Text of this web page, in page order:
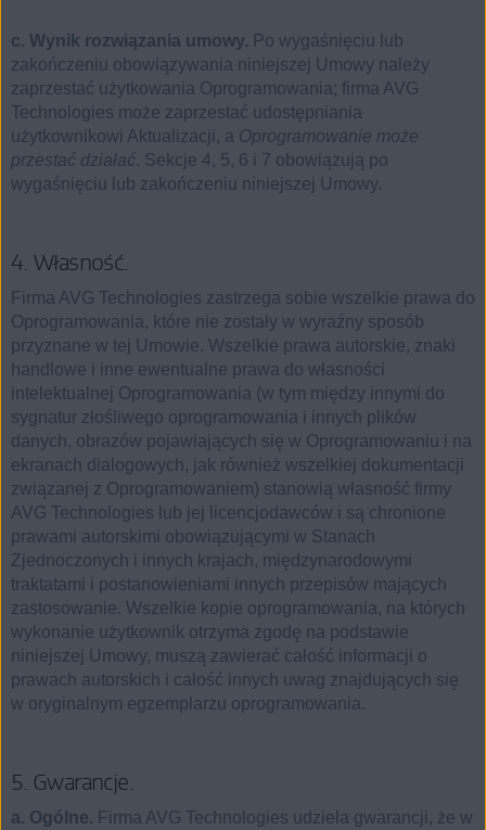
c. Wynik rozwiązania umowy. Po wygaśnięciu lub
zakończeniu obowiązywania niniejszej Umowy należy
zaprzestać użytkowania Oprogramowania; firma AVG
Technologies może zaprzestać udostępniania
użytkownikowi Aktualizacji, a Oprogramowanie może
przestać działać. Sekcje 4, 5, 6 i 7 obowiązują po
wygaśnięciu lub zakończeniu niniejszej Umowy.
4. Własność.
Firma AVG Technologies zastrzega sobie wszelkie prawa do
Oprogramowania, które nie zostały w wyraźny sposób
przyznane w tej Umowie. Wszelkie prawa autorskie, znaki
handlowe i inne ewentualne prawa do własności
intelektualnej Oprogramowania (w tym między innymi do
sygnatur złośliwego oprogramowania i innych plików
danych, obrazów pojawiających się w Oprogramowaniu i na
ekranach dialogowych, jak również wszelkiej dokumentacji
związanej z Oprogramowaniem) stanowią własność firmy
AVG Technologies lub jej licencjodawców i są chronione
prawami autorskimi obowiązującymi w Stanach
Zjednoczonych i innych krajach, międzynarodowymi
traktatami i postanowieniami innych przepisów mających
zastosowanie. Wszelkie kopie oprogramowania, na których
wykonanie użytkownik otrzyma zgodę na podstawie
niniejszej Umowy, muszą zawierać całość informacji o
prawach autorskich i całość innych uwag znajdujących się
w oryginalnym egzemplarzu oprogramowania.
5. Gwarancje.
a. Ogólne. Firma AVG Technologies udziela gwarancji, że w